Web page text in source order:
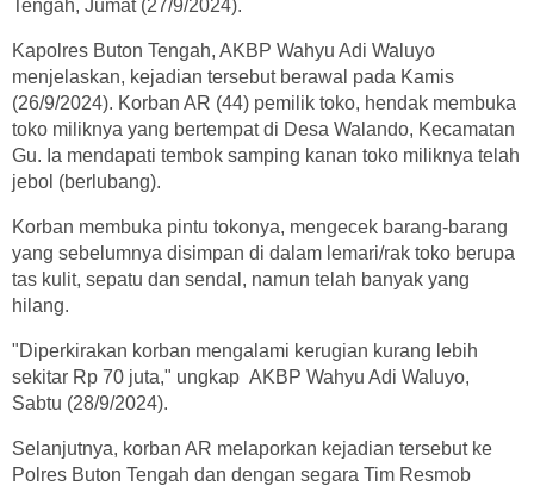
Tengah, Jumat (27/9/2024).
Kapolres Buton Tengah, AKBP Wahyu Adi Waluyo
menjelaskan, kejadian tersebut berawal pada Kamis
(26/9/2024). Korban AR (44) pemilik toko, hendak membuka
toko miliknya yang bertempat di Desa Walando, Kecamatan
Gu. Ia mendapati tembok samping kanan toko miliknya telah
jebol (berlubang).
Korban membuka pintu tokonya, mengecek barang-barang
yang sebelumnya disimpan di dalam lemari/rak toko berupa
tas kulit, sepatu dan sendal, namun telah banyak yang
hilang.
"Diperkirakan korban mengalami kerugian kurang lebih
sekitar Rp 70 juta," ungkap AKBP Wahyu Adi Waluyo,
Sabtu (28/9/2024).
Selanjutnya, korban AR melaporkan kejadian tersebut ke
Polres Buton Tengah dan dengan segara Tim Resmob